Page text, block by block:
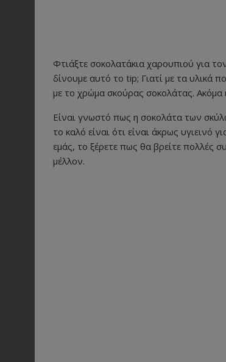
Φτιάξτε σοκολατάκια χαρουπιού για
δίνουμε αυτό το tip; Γιατί με τα υλικά
με το χρώμα σκούρας σοκολάτας. Ακόμα
Είναι γνωστό πως η σοκολάτα των
το καλό είναι ότι είναι άκρως
εμάς, το ξέρετε πως θα βρείτε πολλές
μέλλον.